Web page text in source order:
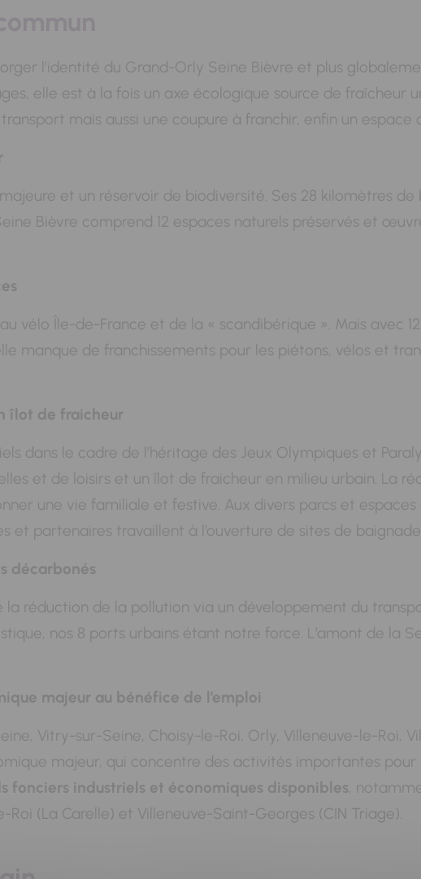
l’identité du Grand-Orly Seine Bièvre et plus
elle est à la fois un axe écologique source de fraîcheur
mais aussi une coupure à franchir, enfin un espace
et un réservoir de biodiversité. Ses 28 kilomètres de
Bièvre comprend 12 espaces naturels préservés et
vélo Île-de-France et de la « scandibérique ». Mais avec
manque de franchissements pour les piétons, vélos et
îlot de fraicheur
dans le cadre de l’héritage des Jeux Olympiques et
et de loisirs et un îlot de fraicheur en milieu urbain. La
une vie familiale et festive. Aux divers parcs et
et partenaires travaillent à l’ouverture de sites de
décarbonés
réduction de la pollution via un développement du
nos 8 ports urbains étant notre force. L’amont de la
majeur au bénéfice de l’emploi
Vitry-sur-Seine, Choisy-le-Roi, Orly, Villeneuve-le-Roi,
majeur, qui concentre des activités importantes
fonciers industriels et économiques disponibles,
Roi (La Carelle) et Villeneuve-Saint-Georges (CIN Triage).